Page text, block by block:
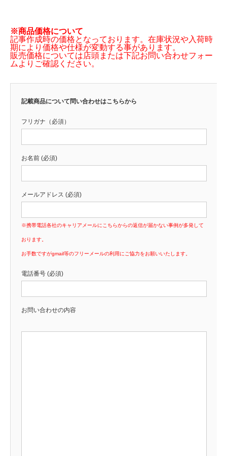
※商品価格について
記事作成時の価格となっております。在庫状況や入荷時
期により価格や仕様が変動する事があります。
販売価格については店頭または下記お問い合わせフォー
ムよりご確認ください。
記載商品について問い合わせはこちらから
フリガナ（必須）
お名前 (必須)
メールアドレス (必須)
※携帯電話各社のキャリアメールにこちらからの返信が届かない事例が多発して
おります。
お手数ですがgmail等のフリーメールの利用にご協力をお願いいたします。
電話番号 (必須)
お問い合わせの内容